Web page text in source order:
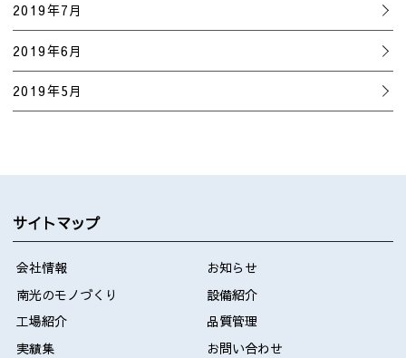
2019年7月
2019年6月
2019年5月
サイトマップ
会社情報
お知らせ
南光のモノづくり
設備紹介
工場紹介
品質管理
実績集
お問い合わせ